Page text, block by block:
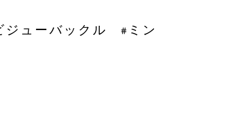
ューバックル #ミン